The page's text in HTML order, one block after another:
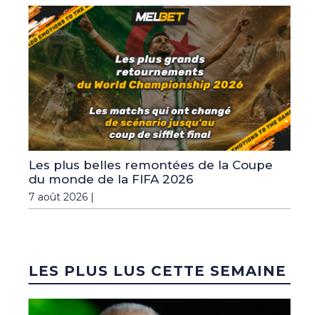
Les plus belles remontées de la Coupe
du monde de la FIFA 2026
7 août 2026 |
LES PLUS LUS CETTE SEMAINE